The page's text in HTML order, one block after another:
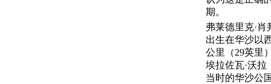
期。
弗莱德里克·肖
出生在华沙以
公里（29英里
埃拉佐瓦·沃拉
当时的华沙公